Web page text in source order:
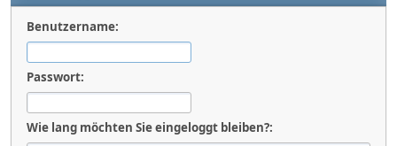
Benutzername:
Passwort:
Wie lang möchten Sie eingeloggt bleiben?: